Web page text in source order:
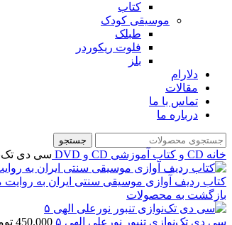
کتاب
موسیقی کودک
طبلک
فلوت ریکوردر
بلز
دلارام
مقالات
تماس با ما
درباره ما
جستجو
خانه CD و کتاب آموزشی CD و DVD سی دی
کتاب ردیف آوازی موسیقی سنتی ایران به
بازگشت به محصولات
سی دی تک‌نوازی تنبور نورعلی الهی ۵ 450.000